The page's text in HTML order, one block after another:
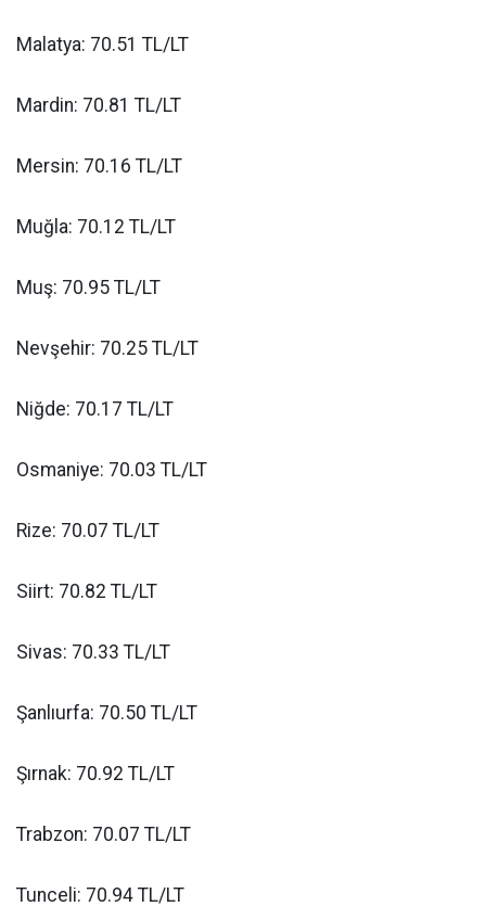
Malatya: 70.51 TL/LT
Mardin: 70.81 TL/LT
Mersin: 70.16 TL/LT
Muğla: 70.12 TL/LT
Muş: 70.95 TL/LT
Nevşehir: 70.25 TL/LT
Niğde: 70.17 TL/LT
Osmaniye: 70.03 TL/LT
Rize: 70.07 TL/LT
Siirt: 70.82 TL/LT
Sivas: 70.33 TL/LT
Şanlıurfa: 70.50 TL/LT
Şırnak: 70.92 TL/LT
Trabzon: 70.07 TL/LT
Tunceli: 70.94 TL/LT